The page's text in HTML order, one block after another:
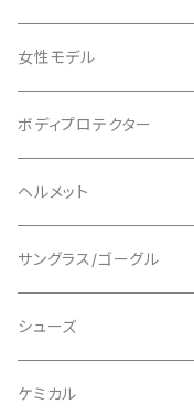
ADEPT/アデプト
AENOMALY/アエノマリー
ALL MOUNTAIN STYLE
AVID/アヴィド
BAR MITTS/バーミッツ
BAZOOKA/バズーカ
Tシャツ
ジャージ
ロングスリーブ
ショートスリーブ
ジャケット
ショーツ
ビブタイプ
パンツ / タイツ
上下セット
女性モデル
ボディプロテクター
エルボー/肘
ニー/膝
その他
ヘルメット
ロード
マウンテンバイク
フルフェイス
サングラス/ゴーグル
アクセサリー
シューズ
ロード
ケミカル